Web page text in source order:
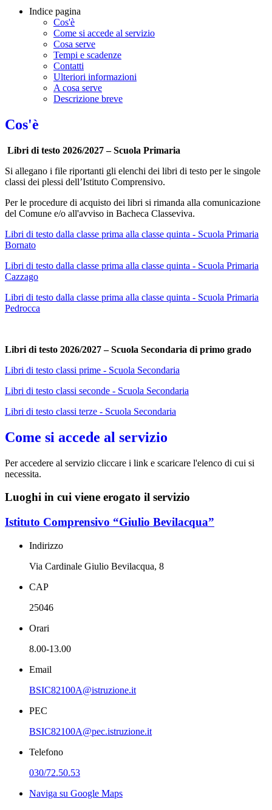
Indice pagina
Cos'è
Come si accede al servizio
Cosa serve
Tempi e scadenze
Contatti
Ulteriori informazioni
A cosa serve
Descrizione breve
Cos'è
Libri di testo 2026/2027 – Scuola Primaria
Si allegano i file riportanti gli elenchi dei libri di testo per le singole
classi dei plessi dell’Istituto Comprensivo.
Per le procedure di acquisto dei libri si rimanda alla comunicazione
del Comune e/o all'avviso in Bacheca Classeviva.
Libri di testo dalla classe prima alla classe quinta - Scuola Primaria
Bornato
Libri di testo dalla classe prima alla classe quinta - Scuola Primaria
Cazzago
Libri di testo dalla classe prima alla classe quinta - Scuola Primaria
Pedrocca
Libri di testo 2026/2027 – Scuola Secondaria di primo grado
Libri di testo classi prime - Scuola Secondaria
Libri di testo classi seconde - Scuola Secondaria
Libri di testo classi terze - Scuola Secondaria
Come si accede al servizio
Per accedere al servizio cliccare i link e scaricare l'elenco di cui si
necessita.
Luoghi in cui viene erogato il servizio
Istituto Comprensivo “Giulio Bevilacqua”
Indirizzo
Via Cardinale Giulio Bevilacqua, 8
CAP
25046
Orari
8.00-13.00
Email
BSIC82100A@istruzione.it
PEC
BSIC82100A@pec.istruzione.it
Telefono
030/72.50.53
Naviga su Google Maps